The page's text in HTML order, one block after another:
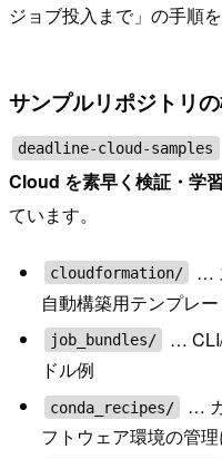
ジョブ投入まで」の手順を
サンプルリポジトリ
deadline-cloud-samples
Cloud を素早く検証・学
ています。
cloudformation/
…
自動構築用テンプレー
job_bundles/
…
ドル例
conda_recipes/
…
フトウェア環境の管理